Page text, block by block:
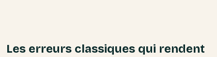
Les erreurs classiques qui rendent